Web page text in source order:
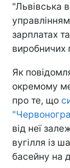
"Львівська
зарплатах
виробничих
Як
окремому
про те, що
від неї
вугілля із
басейну на